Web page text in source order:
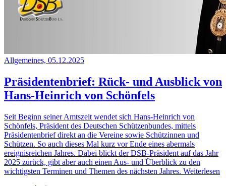
Allgemeines, 05.12.2025
Präsidentenbrief: Rück- und Ausblick von
Hans-Heinrich von Schönfels
Seit Beginn seiner Amtszeit wendet sich Hans-Heinrich von
Schönfels, Präsident des Deutschen Schützenbundes, mittels
Präsidentenbrief direkt an die Vereine sowie Schützinnen und
Schützen. So auch dieses Mal kurz vor Ende eines abermals
ereignisreichen Jahres. Dabei blickt der DSB-Präsident auf das Jahr
2025 zurück, gibt aber auch einen Aus- und Überblick zu den
wichtigsten Terminen und Themen des nächsten Jahres. Weiterlesen